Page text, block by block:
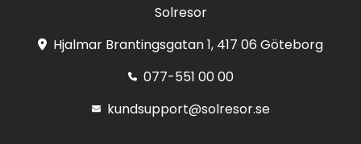
Solresor
Hjalmar Brantingsgatan 1, 417 06 Göteborg
077-551 00 00
kundsupport@solresor.se